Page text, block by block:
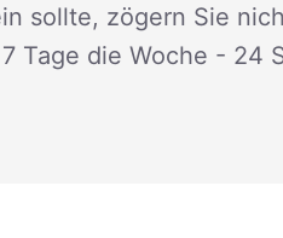
sollte, zögern Sie
Tage die Woche - 24